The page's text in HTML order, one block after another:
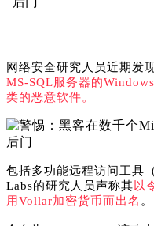
网络安全研究人员近期发
MS-SQL服务器的
类的恶意软件。
包括多功能远程访问工具
Labs的研究人员声称其以
用Vollar加密货币而出名 。